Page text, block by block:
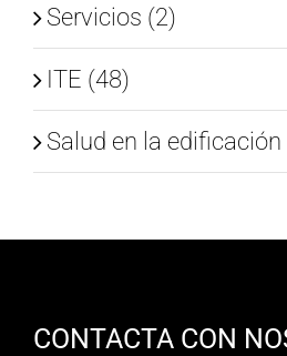
Servicios (2)
ITE (48)
Salud en la edificación
CONTACTA CON